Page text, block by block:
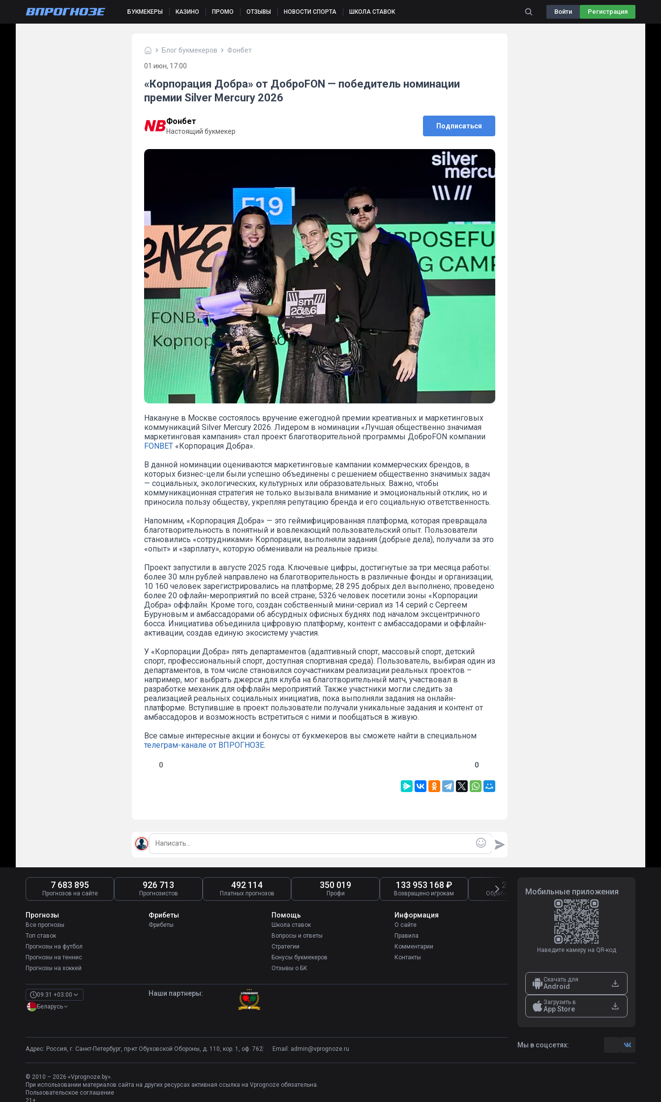
БУКМЕКЕРЫ КАЗИНО ПРОМО ОТЗЫВЫ НОВОСТИ СПОРТА ШКОЛА СТАВОК Войти Регистрация
Блог букмекеров Фонбет
01 июн, 17:00
«Корпорация Добра» от ДоброFON — победитель номинации
премии Silver Mercury 2026
Фонбет
Настоящий букмекер
Подписаться
Накануне в Москве состоялось вручение ежегодной премии креативных и маркетинговых
коммуникаций Silver Mercury 2026. Лидером в номинации «Лучшая общественно значимая
маркетинговая кампания» стал проект благотворительной программы ДоброFON компании
FONBET «Корпорация Добра».
В данной номинации оцениваются маркетинговые кампании коммерческих брендов, в
которых бизнес-цели были успешно объединены с решением общественно значимых задач
— социальных, экологических, культурных или образовательных. Важно, чтобы
коммуникационная стратегия не только вызывала внимание и эмоциональный отклик, но и
приносила пользу обществу, укрепляя репутацию бренда и его социальную ответственность.
Напомним, «Корпорация Добра» — это геймифицированная платформа, которая превращала
благотворительность в понятный и вовлекающий пользовательский опыт. Пользователи
становились «сотрудниками» Корпорации, выполняли задания (добрые дела), получали за это
«опыт» и «зарплату», которую обменивали на реальные призы.
Проект запустили в августе 2025 года. Ключевые цифры, достигнутые за три месяца работы:
более 30 млн рублей направлено на благотворительность в различные фонды и организации,
10 160 человек зарегистрировались на платформе; 28 295 добрых дел выполнено; проведено
более 20 офлайн-мероприятий по всей стране; 5326 человек посетили зоны «Корпорации
Добра» оффлайн. Кроме того, создан собственный мини-сериал из 14 серий с Сергеем
Буруновым и амбассадорами об абсурдных офисных буднях под началом эксцентричного
босса. Инициатива объединила цифровую платформу, контент с амбассадорами и оффлайн-
активации, создав единую экосистему участия.
У «Корпорации Добра» пять департаментов (адаптивный спорт, массовый спорт, детский
спорт, профессиональный спорт, доступная спортивная среда). Пользователь, выбирая один из
департаментов, в том числе становился соучастникам реализации реальных проектов –
например, мог выбрать джерси для клуба на благотворительный матч, участвовал в
разработке механик для оффлайн мероприятий. Также участники могли следить за
реализацией реальных социальных инициатив, пока выполняли задания на онлайн-
платформе. Вступившие в проект пользователи получали уникальные задания и контент от
амбассадоров и возможность встретиться с ними и пообщаться в живую.
Все самые интересные акции и бонусы от букмекеров вы сможете найти в специальном
телеграм-канале от ВПРОГНОЗЕ.
0 0
Мобильные приложения
Наведите камеру на QR-код
7 683 895
Прогнозов на сайте
926 713
Прогнозистов
492 114
Платных прогнозов
350 019
Профи
133 953 168 ₽
Возвращено игрокам
2 722
Обработано жалоб Отзывы о букмекерах
Прогнозы
Все прогнозы
Топ ставок
Прогнозы на футбол
Прогнозы на теннис
Прогнозы на хоккей
Фрибеты
Фрибеты
Помощь
Школа ставок
Вопросы и ответы
Стратегии
Бонусы букмекеров
Отзывы о БК
Информация
О сайте
Правила
Комментарии
Контакты
Наши партнеры:
09:31 +03:00
Беларусь
Адрес: Россия, г. Санкт-Петербург, пр-кт Обуховской Обороны, д. 110, кор. 1, оф. 762 Email: admin@vprognoze.ru
Скачать для
Android
Загрузить в
App Store
Мы в соцсетях:
© 2010 – 2026 «Vprognoze.by».
При использовании материалов сайта на других ресурсах активная ссылка на Vprognoze обязательна.
Пользовательское соглашение
21+